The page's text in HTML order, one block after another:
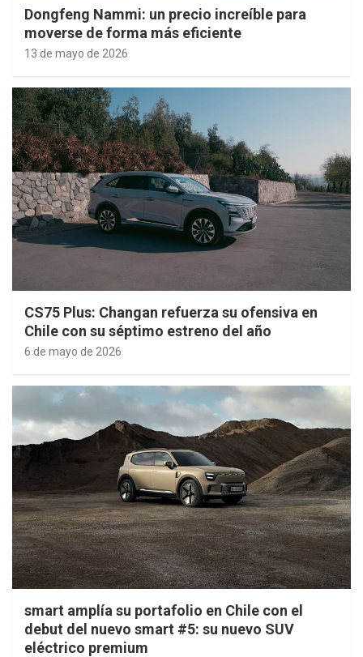
Dongfeng Nammi: un precio increíble para
moverse de forma más eficiente
13 de mayo de 2026
CS75 Plus: Changan refuerza su ofensiva en
Chile con su séptimo estreno del año
6 de mayo de 2026
smart amplía su portafolio en Chile con el
debut del nuevo smart #5: su nuevo SUV
eléctrico premium